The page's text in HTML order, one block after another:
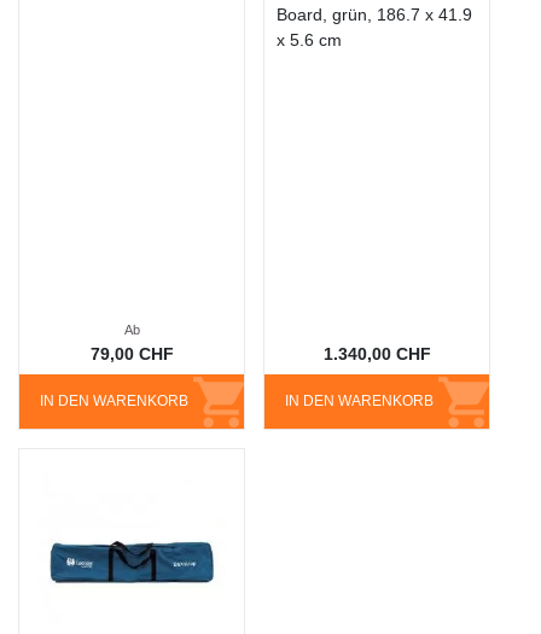
IN DEN WARENKORB
Ab
79,00 CHF
Board, grün, 186.7 x 41.9
x 5.6 cm
IN DEN WARENKORB
1.340,00 CHF